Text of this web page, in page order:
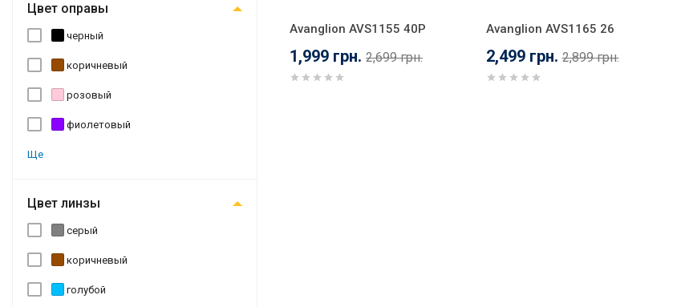
Цвет оправы
черный
коричневый
розовый
фиолетовый
Ще
Цвет линзы
серый
коричневый
голубой
Avanglion AVS1155 40P
1,999 грн. 2,699 грн.
Avanglion AVS1165 26
2,499 грн. 2,899 грн.